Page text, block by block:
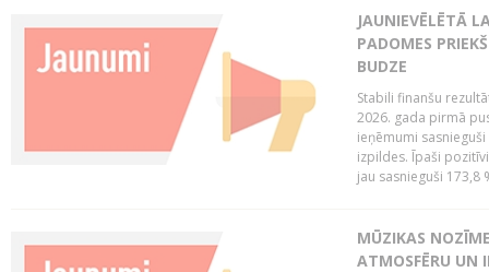
JAUNIEVĒLĒTĀ
PADOMES
BUDZE
Stabili finanšu
2026. gada pirmā
ieņēmumi
izpildes. Īpaši
jau sasnieguši 173,8
MŪZIKAS
ATMOSFĒRU UN